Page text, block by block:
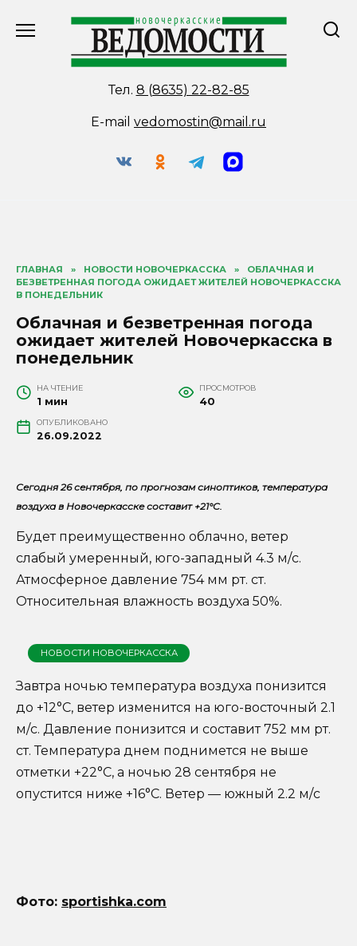
Тел. 8 (8635) 22-82-85
E-mail vedomostin@mail.ru
ГЛАВНАЯ » НОВОСТИ НОВОЧЕРКАССКА »
ОБЛАЧНАЯ И
БЕЗВЕТРЕННАЯ ПОГОДА ОЖИДАЕТ ЖИТЕЛЕЙ НОВОЧЕРКАССКА
В ПОНЕДЕЛЬНИК
Облачная и безветренная погода
ожидает жителей Новочеркасска в
понедельник
НА ЧТЕНИЕ
1 мин
ПРОСМОТРОВ
40
ОПУБЛИКОВАНО
26.09.2022
Сегодня 26 сентября, по прогнозам синоптиков, температура
воздуха в Новочеркасске составит +21°C.
Будет преимущественно облачно, ветер
слабый умеренный, юго-западный 4.3 м/с.
Атмосферное давление 754 мм рт. ст.
Относительная влажность воздуха 50%.
НОВОСТИ НОВОЧЕРКАССКА
Завтра ночью температура воздуха понизится
до +12°C, ветер изменится на юго-восточный 2.1
м/с. Давление понизится и составит 752 мм рт.
ст. Температура днем поднимется не выше
отметки +22°C, a ночью 28 сентября не
опустится ниже +16°C. Ветер — южный 2.2 м/с
Фото: sportishka.com